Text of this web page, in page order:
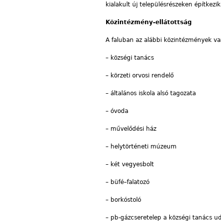
kialakult új településrészeken
Közintézmény-ellátottság
A faluban az alábbi közintézmények
– községi tanács
– körzeti orvosi rendelő
– általános iskola alsó tagozata
– óvoda
– művelődési ház
– helytörténeti múzeum
– két vegyesbolt
– büfé–falatozó
– borkóstoló
– pb-gázcseretelep a községi tanács